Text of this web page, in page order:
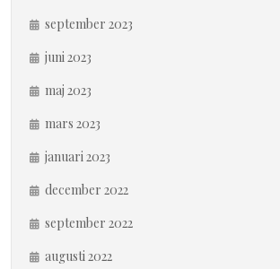
september 2023
juni 2023
maj 2023
mars 2023
januari 2023
december 2022
september 2022
augusti 2022